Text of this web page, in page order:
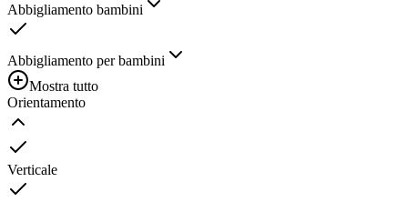
Abbigliamento bambini
Abbigliamento per bambini
Mostra tutto
Orientamento
Verticale